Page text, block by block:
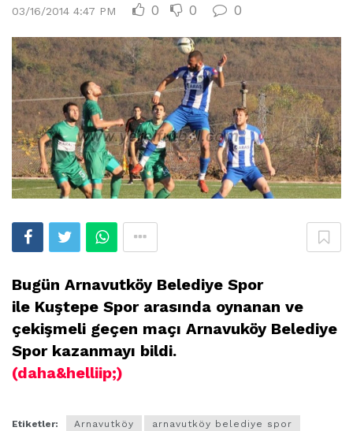
03/16/2014 4:47 PM 0 0 0
Bugün Arnavutköy Belediye Spor
ile Kuştepe Spor arasında oynanan ve
çekişmeli geçen maçı Arnavuköy Belediye
Spor kazanmayı bildi.
(daha&helliip;)
Etiketler: Arnavutköy
arnavutköy belediye spor